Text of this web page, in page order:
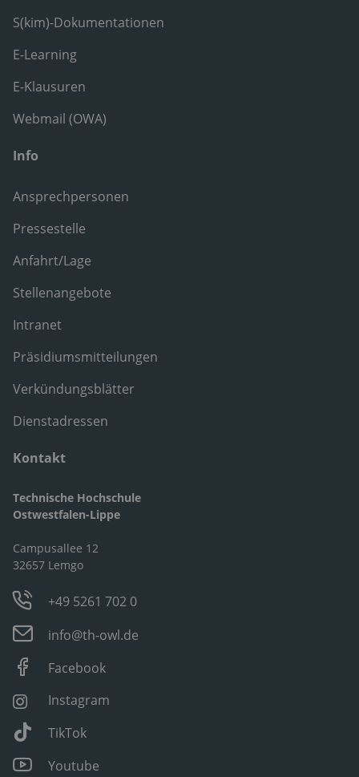
S(kim)-Dokumentationen
E-Learning
E-Klausuren
Webmail (OWA)
Info
Ansprechpersonen
Pressestelle
Anfahrt/Lage
Stellenangebote
Intranet
Präsidiumsmitteilungen
Verkündungsblätter
Dienstadressen
Kontakt
Technische Hochschule
Ostwestfalen-Lippe
Campusallee 12
32657 Lemgo
+49 5261 702 0
info@th-owl.de
Facebook
Instagram
TikTok
Youtube